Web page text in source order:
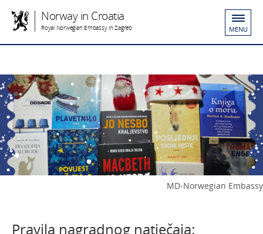
Norway in Croatia
Royal Norwegian Embassy in Zagreb MENU
MD-Norwegian Embassy
Pravila nagradnog natječaja: